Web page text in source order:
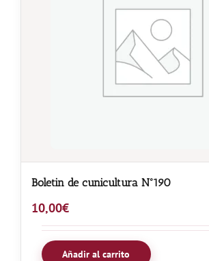
Boletin de cunicultura Nº190
10,00€
Añadir al carrito